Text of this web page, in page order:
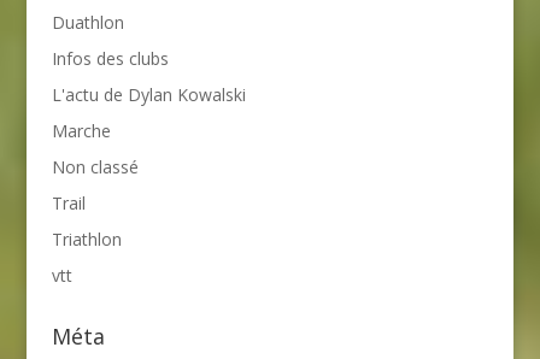
Duathlon
Infos des clubs
L'actu de Dylan Kowalski
Marche
Non classé
Trail
Triathlon
vtt
Méta